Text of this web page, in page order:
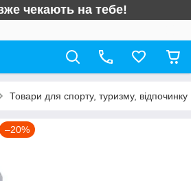
чекають на тебе!
Товари для спорту, туризму, відпочинку
–20%